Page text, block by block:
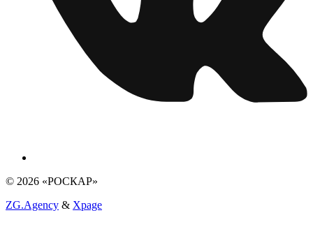
© 2026 «РОСКАР»
ZG.Agency & Xpage